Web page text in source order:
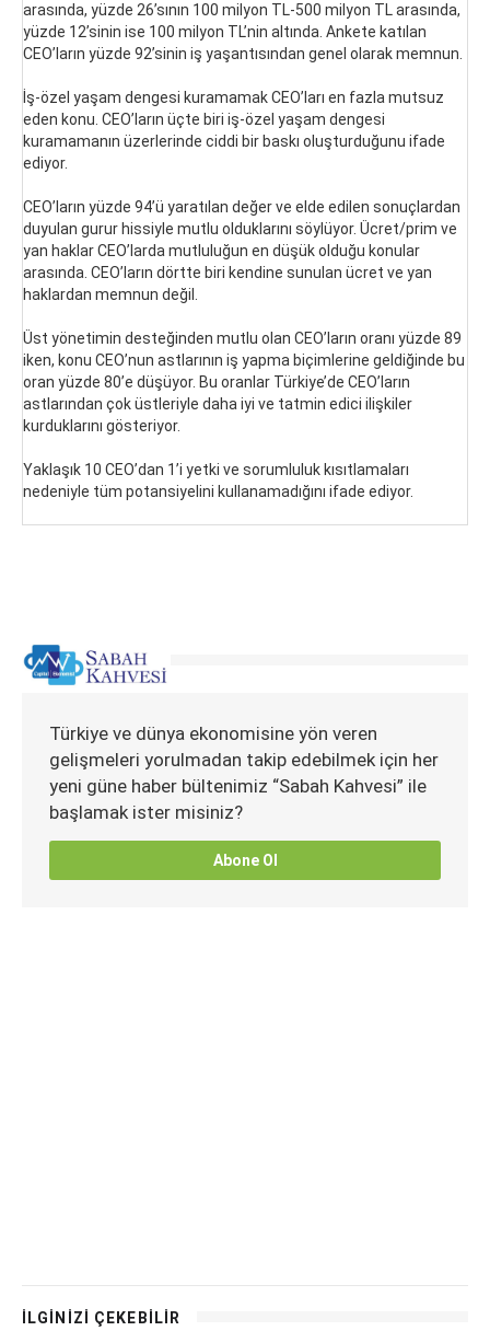
arasında, yüzde 26’sının 100 milyon TL-500 milyon TL arasında,
yüzde 12’sinin ise 100 milyon TL’nin altında. Ankete katılan
CEO’ların yüzde 92’sinin iş yaşantısından genel olarak memnun.
İş-özel yaşam dengesi kuramamak CEO’ları en fazla mutsuz
eden konu. CEO’ların üçte biri iş-özel yaşam dengesi
kuramamanın üzerlerinde ciddi bir baskı oluşturduğunu ifade
ediyor.
CEO’ların yüzde 94’ü yaratılan değer ve elde edilen sonuçlardan
duyulan gurur hissiyle mutlu olduklarını söylüyor. Ücret/prim ve
yan haklar CEO’larda mutluluğun en düşük olduğu konular
arasında. CEO’ların dörtte biri kendine sunulan ücret ve yan
haklardan memnun değil.
Üst yönetimin desteğinden mutlu olan CEO’ların oranı yüzde 89
iken, konu CEO’nun astlarının iş yapma biçimlerine geldiğinde bu
oran yüzde 80’e düşüyor. Bu oranlar Türkiye’de CEO’ların
astlarından çok üstleriyle daha iyi ve tatmin edici ilişkiler
kurduklarını gösteriyor.
Yaklaşık 10 CEO’dan 1’i yetki ve sorumluluk kısıtlamaları
nedeniyle tüm potansiyelini kullanamadığını ifade ediyor.
Türkiye ve dünya ekonomisine yön veren
gelişmeleri yorulmadan takip edebilmek için her
yeni güne haber bültenimiz “Sabah Kahvesi” ile
başlamak ister misiniz?
Abone Ol
İLGİNİZİ ÇEKEBİLİR